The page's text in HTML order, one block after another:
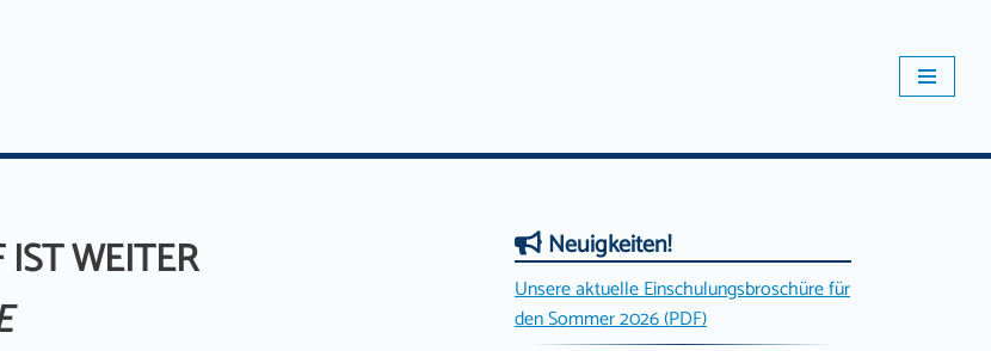
WEITER
Neuigkeiten!
Unsere aktuelle Einschulungsbroschüre für
den Sommer 2026 (PDF)